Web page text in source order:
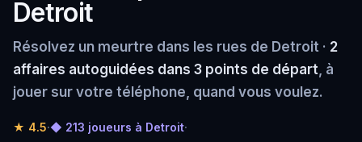
Detroit
Résolvez un meurtre dans les rues de Detroit · 2
affaires autoguidées dans 3 points de départ, à
jouer sur votre téléphone, quand vous voulez.
★ 4.5·◆ 213 joueurs à Detroit·